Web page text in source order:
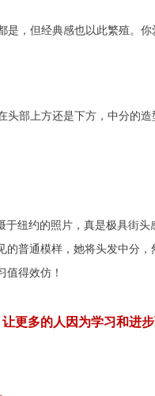
，但经典感也以此繁殖。
部上方还是下方，中分的
纽约的照片，真是极具街头
普通模样，她将头发中分，
得效仿！
让更多的人因为学习和进